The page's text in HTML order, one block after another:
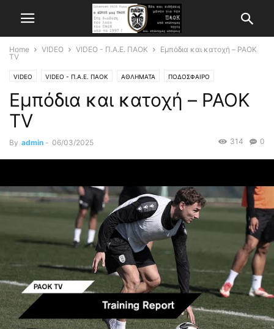
Home VIDEO VIDEO - Π.Α.Ε. ΠΑΟΚ
Εμπόδια και κατοχή – PAOK
TV
VIDEO VIDEO - Π.Α.Ε. ΠΑΟΚ ΑΘΛΗΜΑΤΑ ΠΟΔΟΣΦΑΙΡΟ
Εμπόδια και κατοχή – PAOK
TV
By admin - 06/03/2025 0
314